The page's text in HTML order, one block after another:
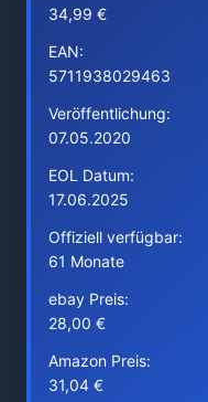
34,99 €
EAN:
5711938029463
Veröffentlichung:
07.05.2020
EOL Datum:
17.06.2025
Offiziell verfügbar:
61 Monate
ebay Preis:
28,00 €
Amazon Preis:
31,04 €